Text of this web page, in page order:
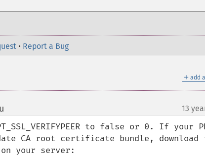
• Report a Bug
＋ add
13
to false or 0. If your
CA root certificate bundle, download
your server: